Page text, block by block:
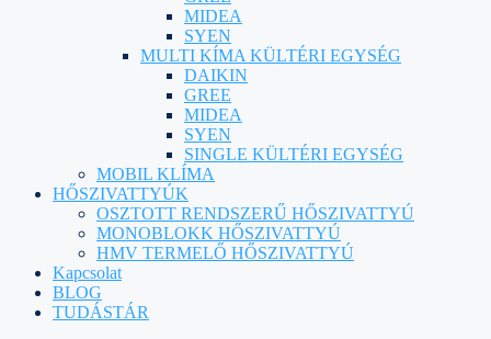
MIDEA
SYEN
MULTI KÍMA KÜLTÉRI EGYSÉG
DAIKIN
GREE
MIDEA
SYEN
SINGLE KÜLTÉRI EGYSÉG
MOBIL KLÍMA
HŐSZIVATTYÚK
OSZTOTT RENDSZERŰ HŐSZIVATTYÚ
MONOBLOKK HŐSZIVATTYÚ
HMV TERMELŐ HŐSZIVATTYÚ
Kapcsolat
BLOG
TUDÁSTÁR